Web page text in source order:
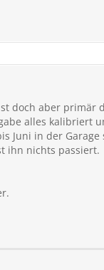
doch aber primär
alles kalibriert
Juni in der
ihn nichts passiert.